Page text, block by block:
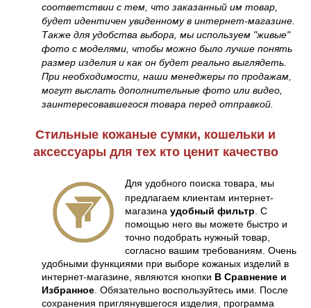
соответствии с тем, что заказанный им товар,
будет идентичен увиденному в интернет-магазине.
Также для удобства выбора, мы используем "живые"
фото с моделями, чтобы можно было лучше понять
размер изделия и как он будет реально выглядеть.
При необходимости, наши менеджеры по продажам,
могут выслать дополнительные фото или видео,
заинтересовавшегося товара перед отправкой.
Стильные кожаные сумки, кошельки и
аксессуары для тех кто ценит качество
Для удобного поиска товара, мы
предлагаем клиентам интернет-
магазина удобный фильтр . С
помощью него вы можете быстро и
точно подобрать нужный товар,
согласно вашим требованиям. ​Очень
удобными функциями при выборе кожаных изделий в
интернет-магазине, являются кнопки В Сравнение и
Избранное . Обязательно воспользуйтесь ими. После
сохранения приглянувшегося изделия, программа